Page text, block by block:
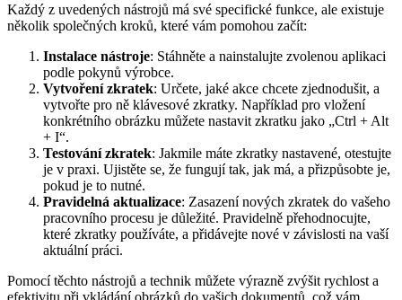
Každý z uvedených nástrojů má své specifické funkce, ale existuje
několik společných kroků, které vám pomohou začít:
Instalace nástroje: Stáhněte a nainstalujte zvolenou aplikaci
podle pokynů výrobce.
Vytvoření zkratek: Určete, jaké akce chcete zjednodušit, a
vytvořte pro ně klávesové zkratky. Například pro vložení
konkrétního obrázku můžete nastavit zkratku jako „Ctrl + Alt
+ I“.
Testování zkratek: Jakmile máte zkratky nastavené, otestujte
je v praxi. Ujistěte se, že fungují tak, jak má, a přizpůsobte je,
pokud je to nutné.
Pravidelná aktualizace: Zasazení nových zkratek do vašeho
pracovního procesu je důležité. Pravidelně přehodnocujte,
které zkratky používáte, a přidávejte nové v závislosti na vaší
aktuální práci.
Pomocí těchto nástrojů a technik můžete výrazně zvýšit rychlost a
efektivitu při vkládání obrázků do vašich dokumentů, což vám